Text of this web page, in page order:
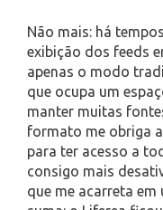
Não mais: há
exibição dos feeds
apenas o modo
que ocupa um
manter muitas
formato me obriga
para ter acesso a
consigo mais
que me acarreta